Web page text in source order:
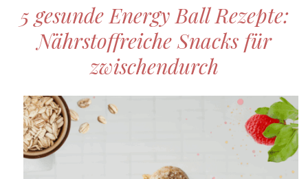
5 gesunde Energy Ball Rezepte:
Nährstoffreiche Snacks für
zwischendurch